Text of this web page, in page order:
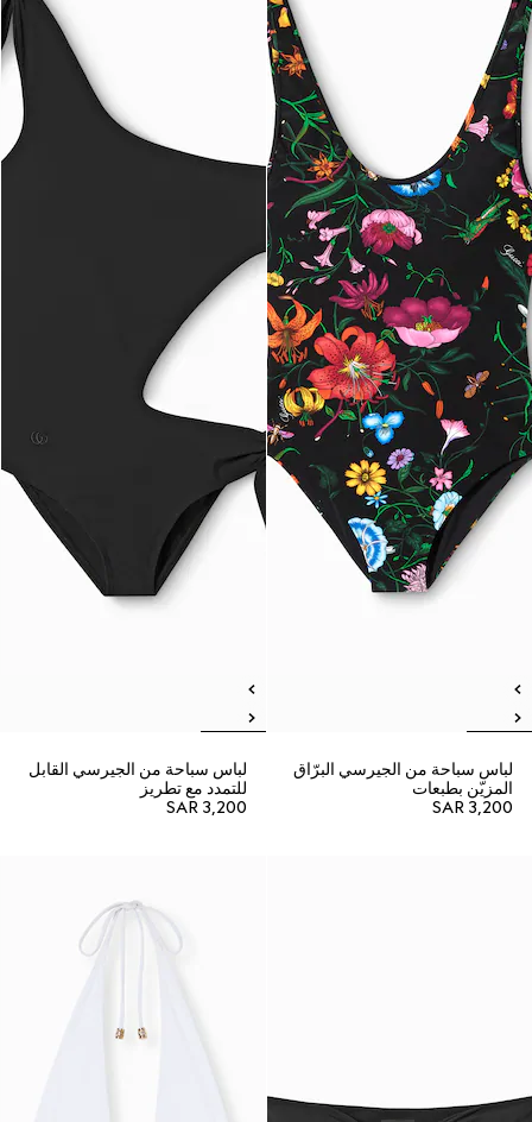
لباس سباحة من الجيرسي البرّاق
المزيّن بطبعات
SAR 3,200
لباس سباحة من الجيرسي القابل
للتمدد مع تطريز
SAR 3,200